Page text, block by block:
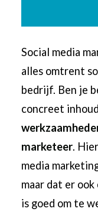
Social media
alles omtrent
bedrijf. Ben je
concreet
marketeer.
media
maar dat er
is goed om te